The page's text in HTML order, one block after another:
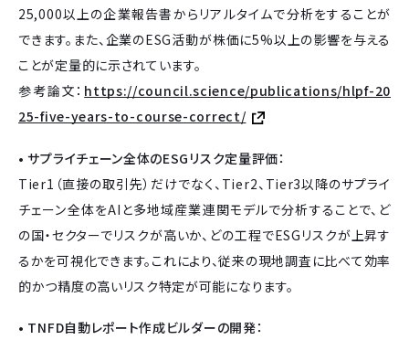
25,000以上の企業報告書からリアルタイムで分析をすることが
できます。また、企業のESG活動が株価に5%以上の影響を与える
ことが定量的に示されています。
参考論文： https://council.science/publications/hlpf-20
25-five-years-to-course-correct/
• サプライチェーン全体のESGリスク定量評価：
Tier1（直接の取引先）だけでなく、Tier2、Tier3以降のサプライ
チェーン全体をAIと多地域産業連関モデルで分析することで、ど
の国・セクターでリスクが高いか、どの工程でESGリスクが上昇す
るかを可視化できます。これにより、従来の現地調査に比べて効率
的かつ精度の高いリスク特定が可能になります。
• TNFD自動レポート作成ビルダーの開発：